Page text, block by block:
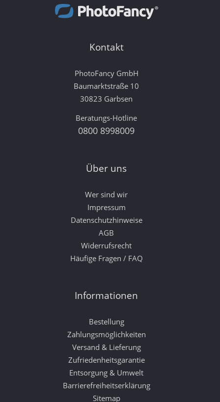
Kontakt
PhotoFancy GmbH
Baumarktstraße 10
30823 Garbsen
Beratungs-Hotline
0800 8998009
Über uns
Wer sind wir
Impressum
Datenschutzhinweise
AGB
Widerrufsrecht
Häufige Fragen / FAQ
Informationen
Bestellung
Zahlungsmöglichkeiten
Versand & Lieferung
Zufriedenheitsgarantie
Entsorgung & Umwelt
Barrierefreiheitserklärung
Sitemap